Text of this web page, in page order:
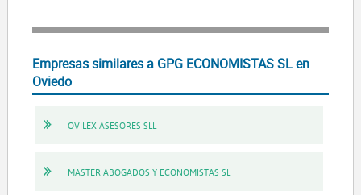
Empresas similares a GPG ECONOMISTAS SL en
Oviedo
OVILEX ASESORES SLL
MASTER ABOGADOS Y ECONOMISTAS SL